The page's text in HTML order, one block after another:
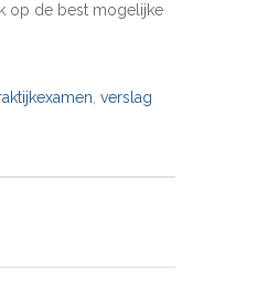
op de best mogelijke
verslag